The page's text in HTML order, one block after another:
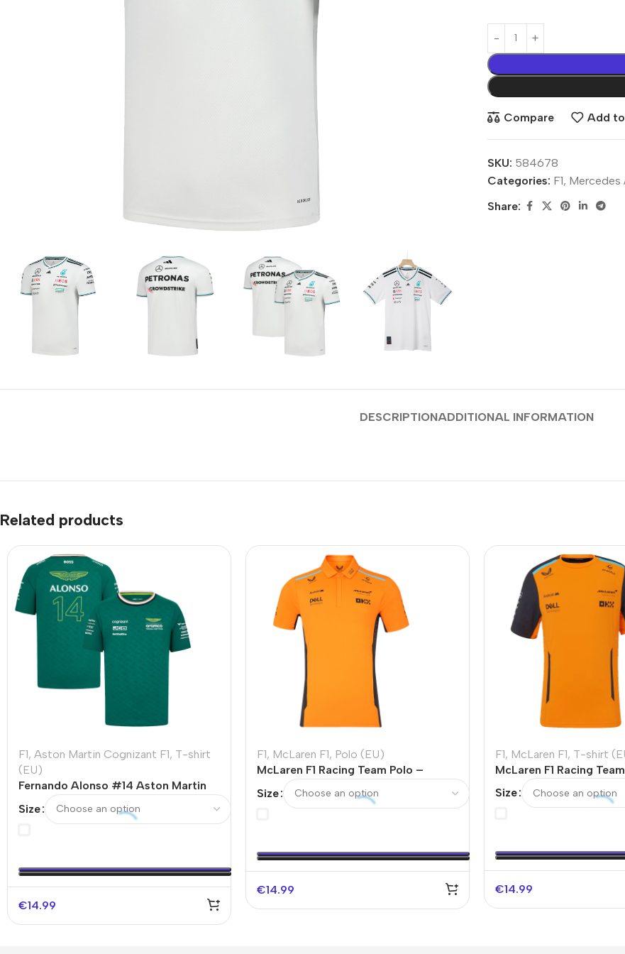
Compare Add
SKU: 584678
Categories: F1, Mercedes
Share:
DESCRIPTIONADDITIONAL INFORMATION
Related products
F1, Aston Martin Cognizant F1, T-shirt
(EU)
Fernando Alonso #14 Aston Martin
Size
€14.99
F1, McLaren F1, Polo (EU)
McLaren F1 Racing Team Polo –
Size
€14.99
F1, McLaren F1, T-shirt
McLaren F1 Racing
Size
€14.99